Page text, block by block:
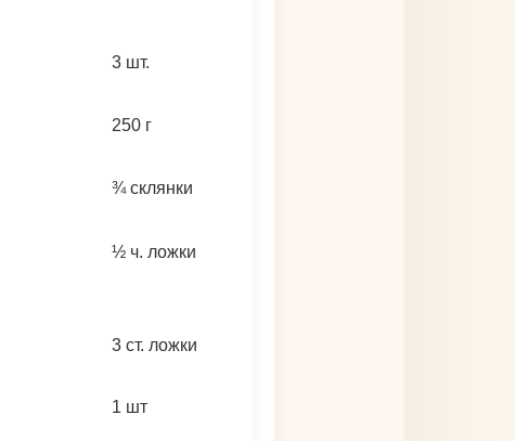
3 шт.
250 г
¾ склянки
½ ч. ложки
3 ст. ложки
1 шт